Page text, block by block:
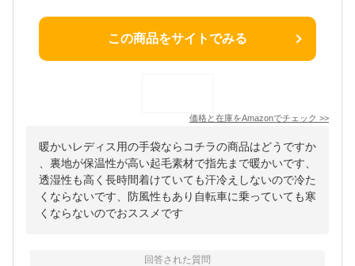
この商品をサイトでみる
価格と在庫をAmazonでチェック >>
暖かいレディス用の手袋ならコチラの商品はどうですか
、裏地が保温性が高い起毛素材で指先まで暖かいです、
透湿性も高く長時間着けていても汗冷えしないので冷た
くならないです、防風性もあり自転車に乗っていても寒
くならないのでおススメです
回答された質問